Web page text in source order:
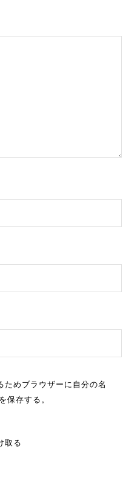
めブラウザーに自分の名
存する。
取る